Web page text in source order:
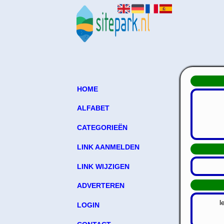
HOME
ALFABET
CATEGORIEËN
LINK AANMELDEN
LINK WIJZIGEN
ADVERTEREN
LOGIN